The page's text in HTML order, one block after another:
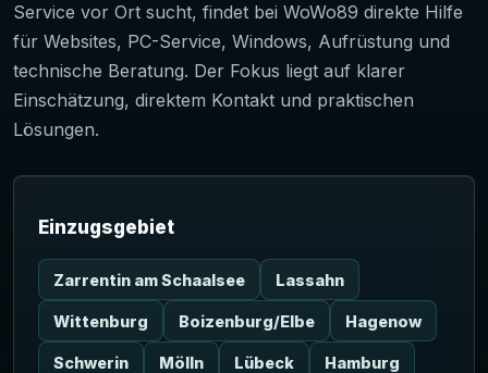
Service vor Ort sucht, findet bei WoWo89 direkte Hilfe
für Websites, PC-Service, Windows, Aufrüstung und
technische Beratung. Der Fokus liegt auf klarer
Einschätzung, direktem Kontakt und praktischen
Lösungen.
Einzugsgebiet
Zarrentin am Schaalsee Lassahn
Wittenburg Boizenburg/Elbe Hagenow
Schwerin Mölln Lübeck Hamburg